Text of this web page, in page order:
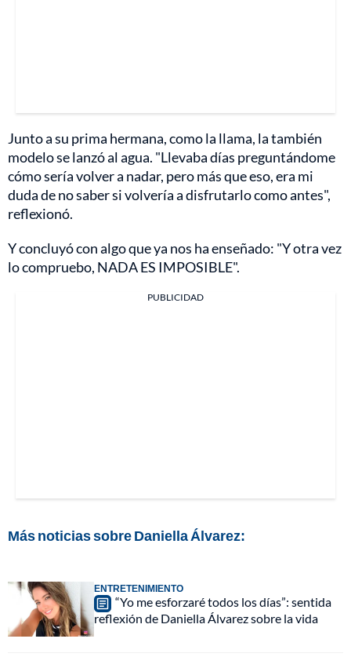
Junto a su prima hermana, como la llama, la también
modelo se lanzó al agua. "Llevaba días preguntándome
cómo sería volver a nadar, pero más que eso, era mi
duda de no saber si volvería a disfrutarlo como antes",
reflexionó.
Y concluyó con algo que ya nos ha enseñado: "Y otra vez
lo compruebo, NADA ES IMPOSIBLE".
PUBLICIDAD
Más noticias sobre Daniella Álvarez:
ENTRETENIMIENTO
“Yo me esforzaré todos los días”: sentida
reflexión de Daniella Álvarez sobre la vida